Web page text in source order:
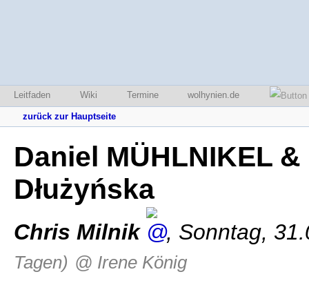
Leitfaden Wiki Termine wolhynien.de
zurück zur Hauptseite
Daniel MÜHLNIKEL
Dłużyńska
Chris Milnik , Sonntag,
Tagen) @ Irene König